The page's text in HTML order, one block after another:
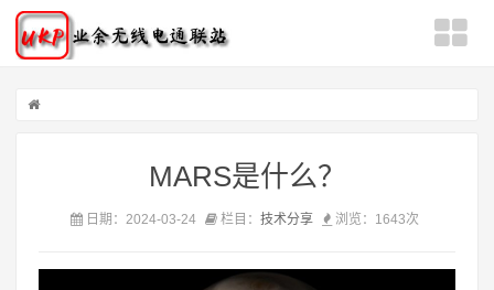
MARS是什么？
日期：2024-03-24 栏目： 技术分享 浏览： 1643次